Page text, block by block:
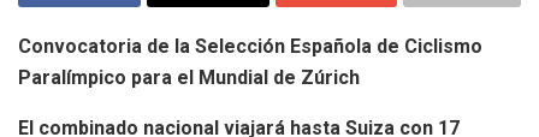
Convocatoria de la Selección Española de Ciclismo
Paralímpico para el Mundial de Zúrich
El combinado nacional viajará hasta Suiza con 17